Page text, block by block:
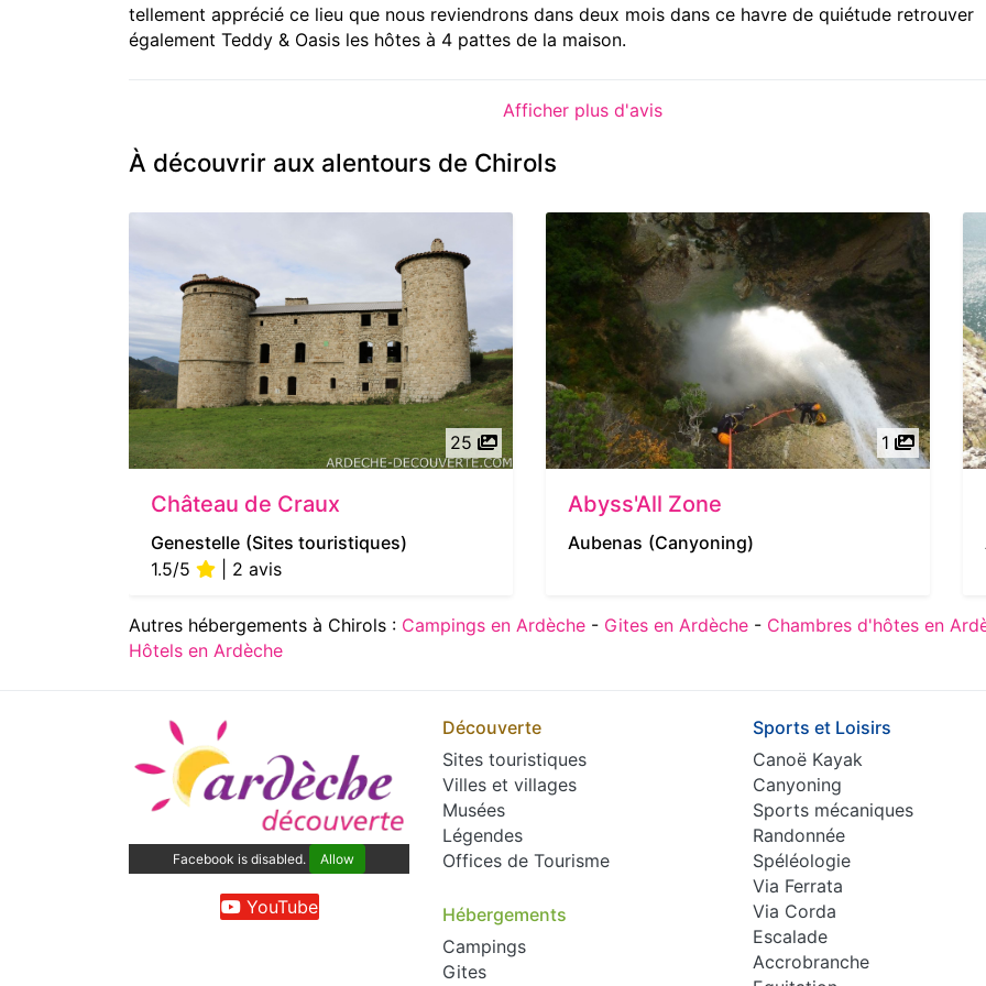
tellement apprécié ce lieu que nous reviendrons dans deux mois dans ce havre de quiétude retrouver
également Teddy & Oasis les hôtes à 4 pattes de la maison.
Afficher plus d'avis
À découvrir aux alentours de Chirols
25
Château de Craux
Genestelle (Sites touristiques)
1.5/5
| 2 avis
1
Abyss'All Zone
Aubenas (Canyoning)
Autres hébergements à Chirols : Campings en Ardèche - Gites en Ardèche - Chambres d'hôtes en
Hôtels en Ardèche
Facebook is disabled. Allow
YouTube
Découverte
Sites touristiques
Villes et villages
Musées
Légendes
Offices de Tourisme
Hébergements
Campings
Gites
Sports et Loisirs
Canoë Kayak
Canyoning
Sports mécaniques
Randonnée
Spéléologie
Via Ferrata
Via Corda
Escalade
Accrobranche